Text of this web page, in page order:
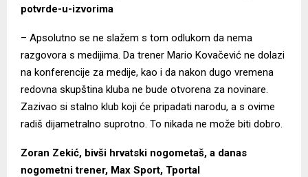
potvrde-u-izvorima
– Apsolutno se ne slažem s tom odlukom da nema
razgovora s medijima. Da trener Mario Kovačević ne dolazi
na konferencije za medije, kao i da nakon dugo vremena
redovna skupština kluba ne bude otvorena za novinare.
Zazivao si stalno klub koji će pripadati narodu, a s ovime
radiš dijametralno suprotno. To nikada ne može biti dobro.
Zoran Zekić, bivši hrvatski nogometaš, a danas
nogometni trener, Max Sport, Tportal